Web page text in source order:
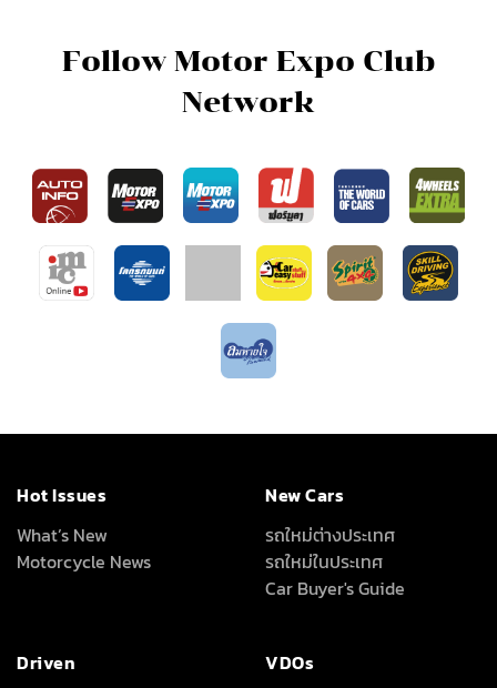
Follow Motor Expo Club
Network
Hot Issues
What’s New
Motorcycle News
New Cars
รถใหม่ต่างประเทศ
รถใหม่ในประเทศ
Car Buyer's Guide
Driven
VDOs